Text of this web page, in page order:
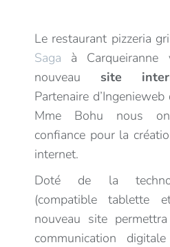
Le restaurant pizzeria
Saga à
nouveau site
Partenaire
Mme Bohu nous
confiance pour la
internet.
Doté de la
(compatible tablette
nouveau site
communication